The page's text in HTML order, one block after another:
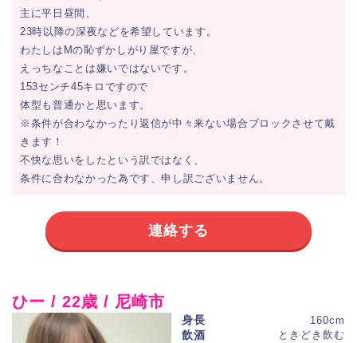
主に平日昼間、
23時以降の深夜などを希望しています。
わたしはMの恥ずかしがり屋ですが、
えっちなことは嫌いではないです。
153センチ45キロですので
体型も普通かと思います。
※条件が合わなかったり返信が中々来ない場合ブロックさせて戴
きます！
不快な思いをしたという訳ではなく、
条件に合わなかった為です、申し訳ございません。
連絡する
ひー / 22歳 / 尼崎市
身長 160cm
飲酒 ときどき飲む